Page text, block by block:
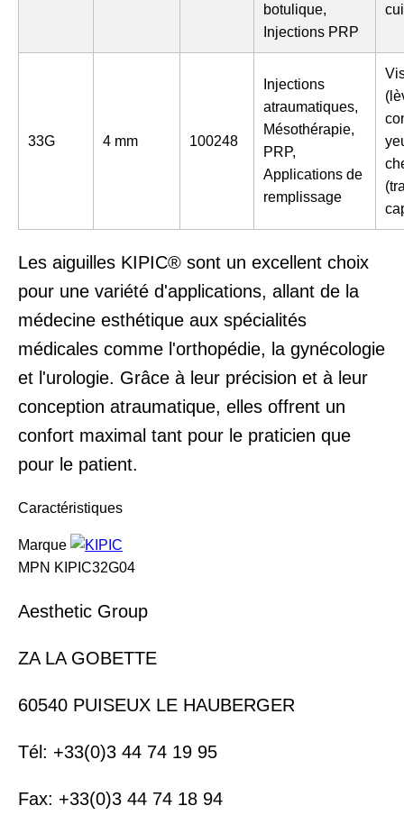
botulique,
Injections PRP
33G 4 mm 100248
Injections
atraumatiques,
Mésothérapie,
PRP,
Applications de
remplissage
Les aiguilles KIPIC® sont un excellent choix
pour une variété d'applications, allant de la
médecine esthétique aux spécialités
médicales comme l'orthopédie, la gynécologie
et l'urologie. Grâce à leur précision et à leur
conception atraumatique, elles offrent un
confort maximal tant pour le praticien que
pour le patient.
Caractéristiques
Marque
MPN KIPIC32G04
Aesthetic Group
ZA LA GOBETTE
60540 PUISEUX LE HAUBERGER
Tél: +33(0)3 44 74 19 95
Fax: +33(0)3 44 74 18 94